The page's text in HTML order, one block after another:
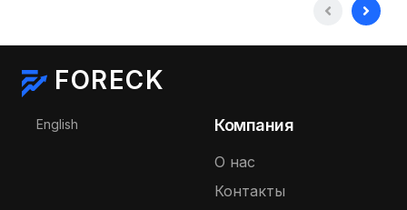
FORECK
Выберите язык
English Компания
О нас
Контакты